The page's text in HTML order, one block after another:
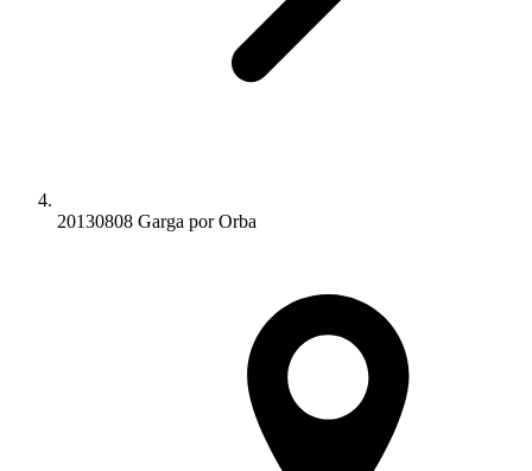
20130808 Garga por Orba